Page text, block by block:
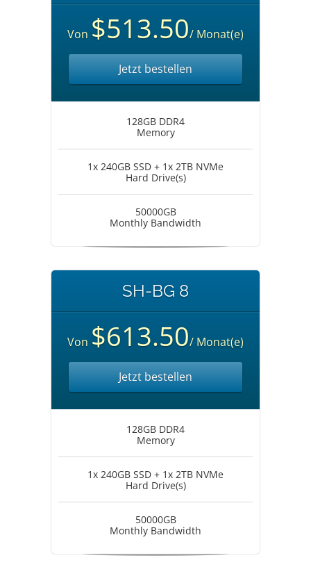
Von $513.50/ Monat(e)
Jetzt bestellen
128GB DDR4
Memory
1x 240GB SSD + 1x 2TB NVMe
Hard Drive(s)
50000GB
Monthly Bandwidth
SH-BG 8
Von $613.50/ Monat(e)
Jetzt bestellen
128GB DDR4
Memory
1x 240GB SSD + 1x 2TB NVMe
Hard Drive(s)
50000GB
Monthly Bandwidth